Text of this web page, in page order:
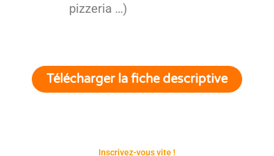
pizzeria …)
Télécharger la fiche descriptive
Inscrivez-vous vite !